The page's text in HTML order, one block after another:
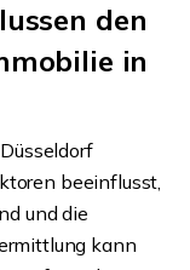
den
in
beeinflusst,
und die
kann